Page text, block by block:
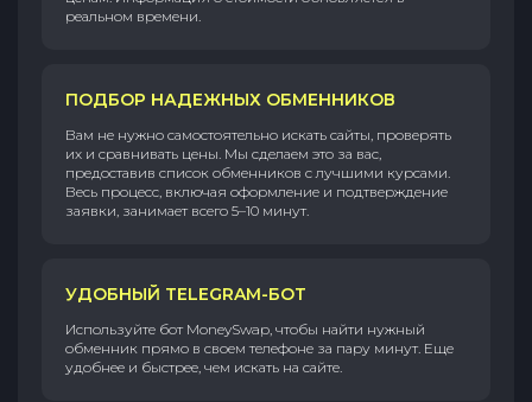
реальном времени.
ПОДБОР НАДЕЖНЫХ ОБМЕННИКОВ
Вам не нужно самостоятельно искать сайты, проверять
их и сравнивать цены. Мы сделаем это за вас,
предоставив список обменников с лучшими курсами.
Весь процесс, включая оформление и подтверждение
заявки, занимает всего 5–10 минут.
УДОБНЫЙ TELEGRAM-БОТ
Используйте бот MoneySwap, чтобы найти нужный
обменник прямо в своем телефоне за пару минут. Еще
удобнее и быстрее, чем искать на сайте.